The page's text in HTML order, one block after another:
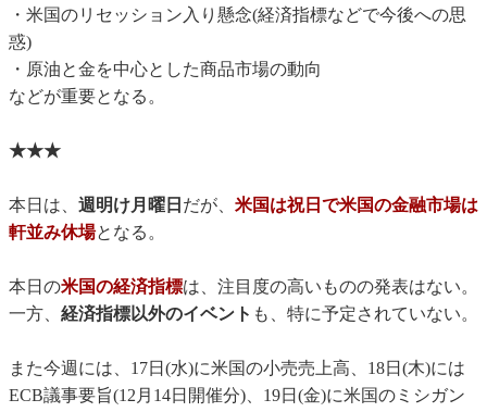
・米国のリセッション入り懸念(経済指標などで今後への思
惑)
・原油と金を中心とした商品市場の動向
などが重要となる。
★★★
本日は、 週明け月曜日 だが、 米国は祝日で米国の金融市場は
軒並み休場となる。
本日の米国の経済指標は、注目度の高いものの発表はない。
一方、 経済指標以外のイベント も、特に予定されていない。
また今週には、17日(水)に米国の小売売上高、18日(木)には
ECB議事要旨(12月14日開催分)、19日(金)に米国のミシガン